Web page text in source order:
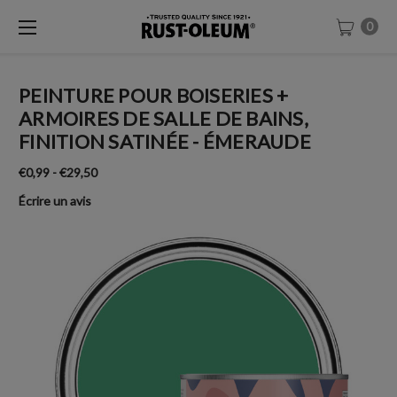
0
PEINTURE POUR BOISERIES +
ARMOIRES DE SALLE DE BAINS,
FINITION SATINÉE - ÉMERAUDE
€0,99 - €29,50
Écrire un avis